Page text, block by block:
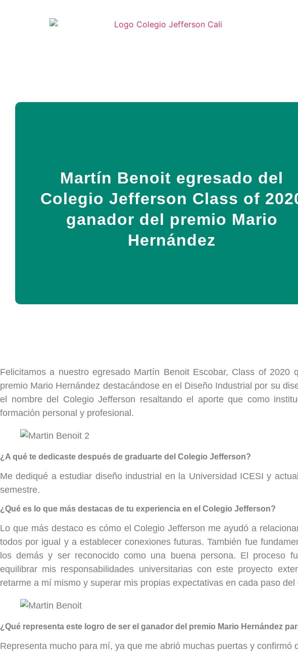
Martín Benoit egresado del
Colegio Jefferson Class of
ganador del premio Mario
Hernández
Felicitamos a nuestro egresado Martín Benoit Escobar, Class of 2020
premio Mario Hernández destacándose en el Diseño Industrial por su
el nombre del Colegio Jefferson resaltando el aporte que como
formación personal y profesional.
¿A qué te dedicaste después de graduarte del Colegio Jefferson?
Me dediqué a estudiar diseño industrial en la Universidad ICESI y
semestre.
¿Qué es lo que más destacas de tu experiencia en el Colegio Jefferson?
Lo que más destaco es cómo el Colegio Jefferson me ayudó a
todos por igual y a establecer conexiones futuras. También fue
los demás y ser reconocido como una buena persona. El proceso
equilibrar mis responsabilidades universitarias con este proyecto
retarme a mí mismo y superar mis propias expectativas en cada paso del
¿Qué representa este logro de ser el ganador del premio Mario Hernández
Representa mucho para mí, ya que me abrió muchas puertas y confirmó